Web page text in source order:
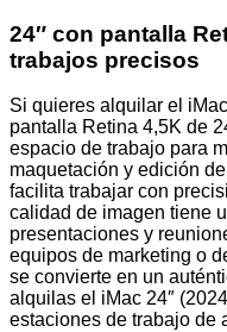
24″ con pantalla
trabajos precisos
Si quieres alquilar el
pantalla Retina 4,5K de
espacio de trabajo para
maquetación y edición
facilita trabajar con
calidad de imagen tiene
presentaciones y
equipos de marketing o
se convierte en un
alquilas el iMac 24″
estaciones de trabajo de